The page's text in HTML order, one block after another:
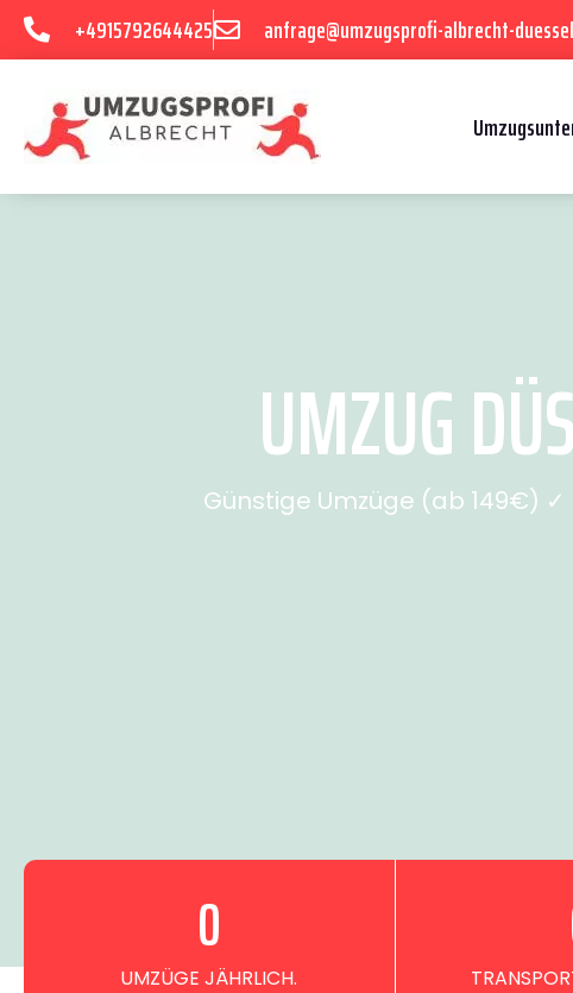
+4915792644425 anfrage@umzugsprofi-albrecht-
UMZUG
Günstige Umzüge (ab 149€)
UMZÜGE JÄHRLICH.
0